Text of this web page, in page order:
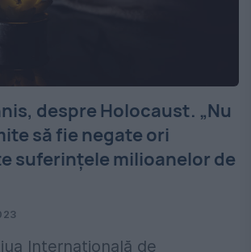
despre Holocaust. „Nu
să fie negate ori
suferințele milioanelor de
Internațională de